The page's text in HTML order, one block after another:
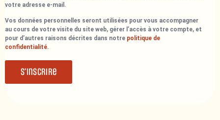
votre adresse e-mail.
Vos données personnelles seront utilisées pour vous accompagner
au cours de votre visite du site web, gérer l’accès à votre compte, et
pour d’autres raisons décrites dans notre politique de
confidentialité.
S’inscrire